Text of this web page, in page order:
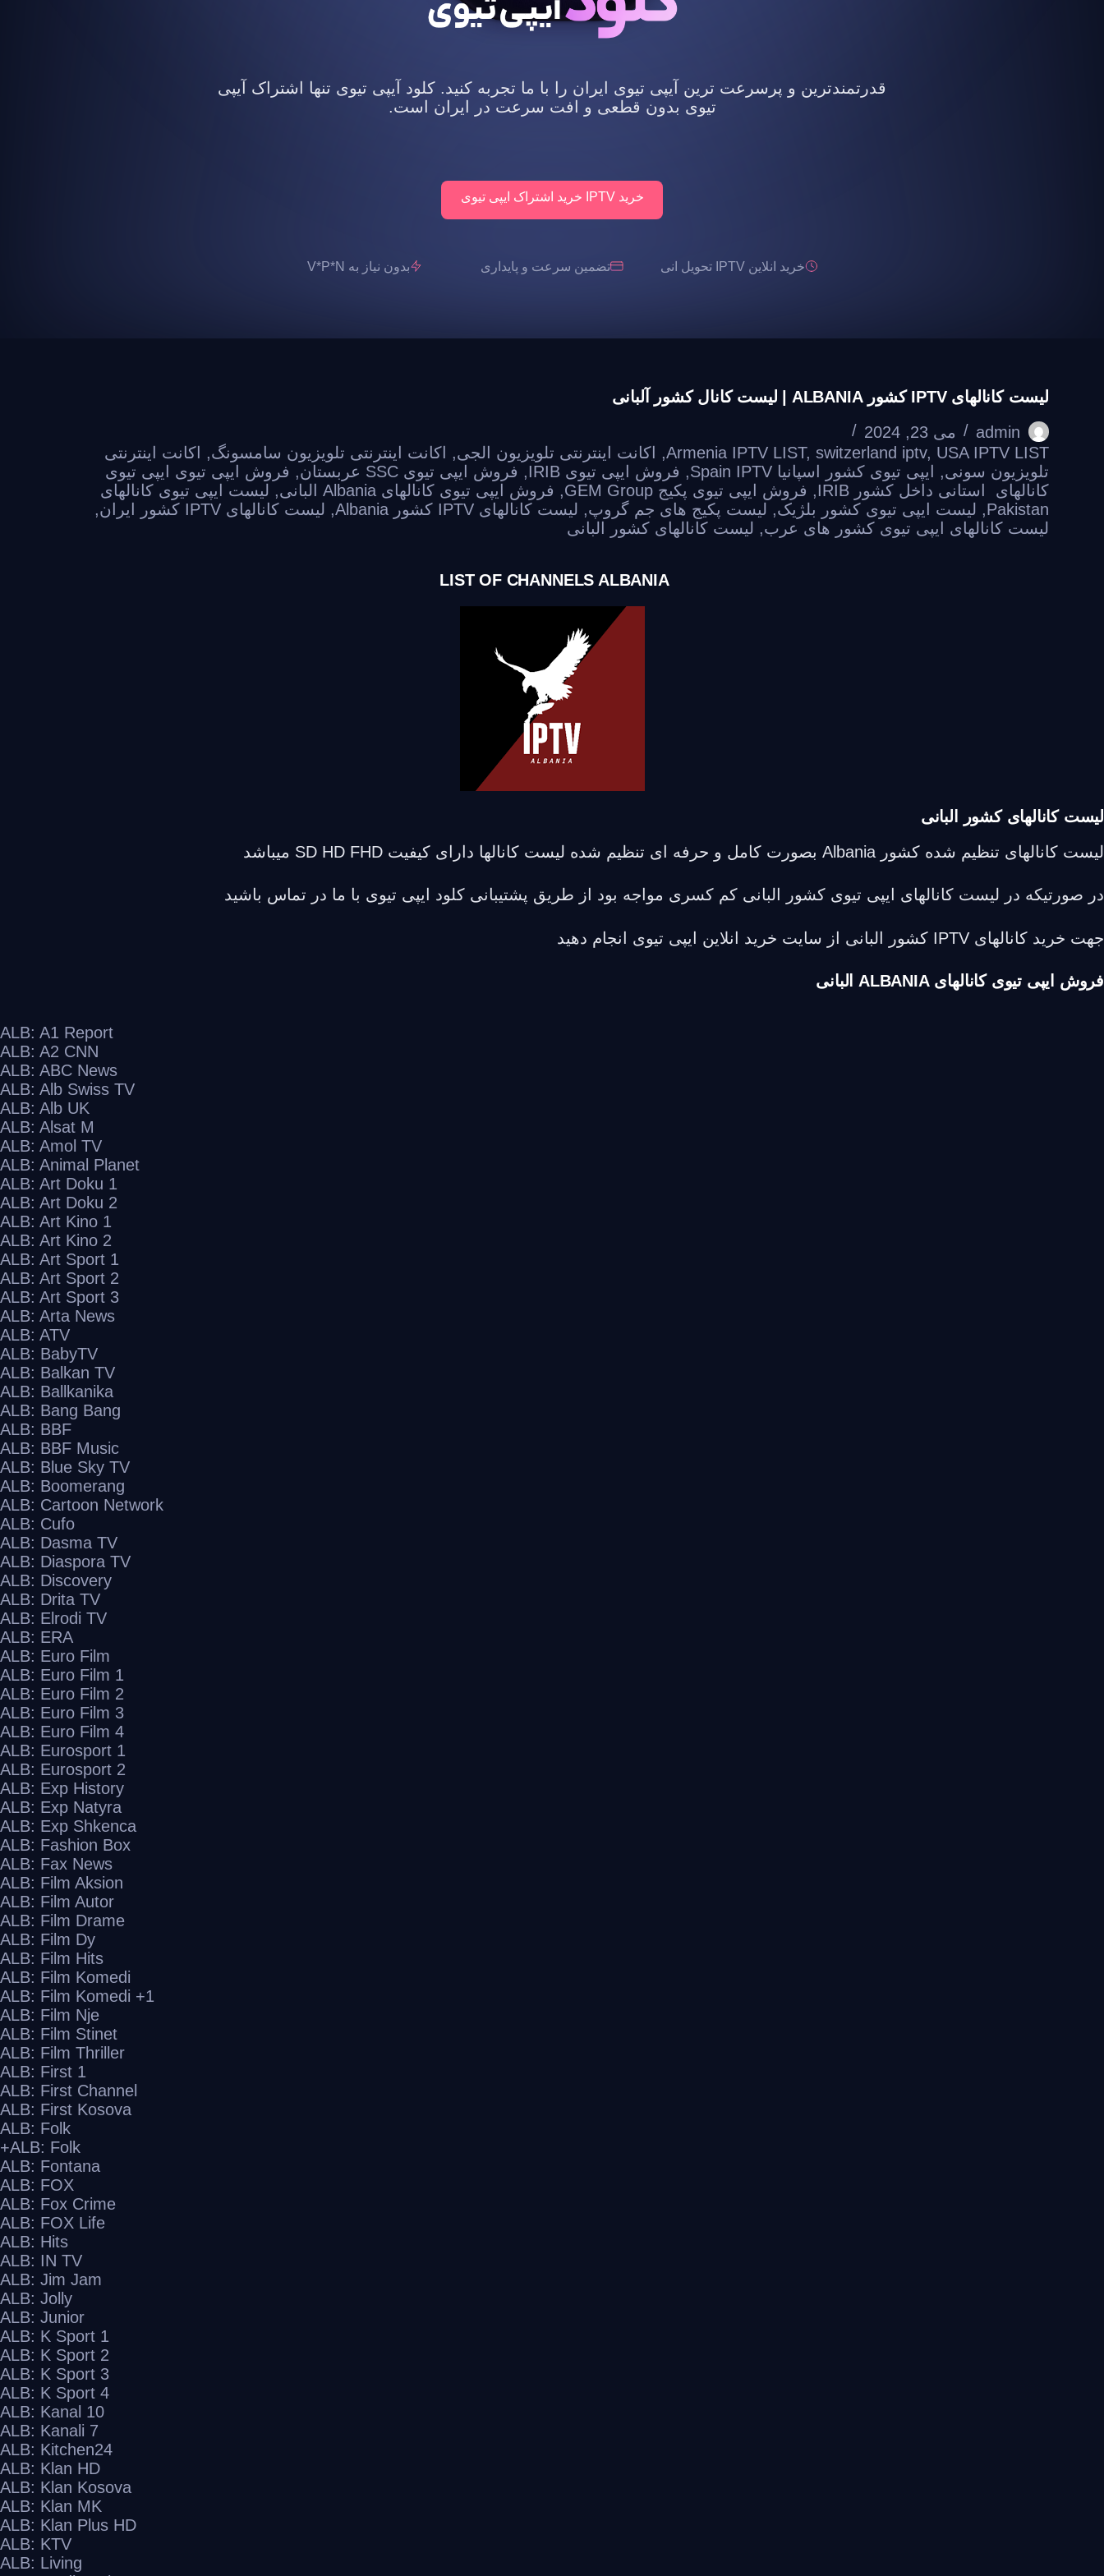
قدرتمندترین و پرسرعت ترین آیپی تیوی ایران را با ما تجربه کنید. کلود آیپی تیوی تنها اشتراک آیپی
تیوی بدون قطعی و افت سرعت در ایران است.
خرید IPTV خرید اشتراک ایپی تیوی
خرید انلاین IPTV تحویل انی تضمین سرعت و پایداری بدون نیاز به V*P*N
لیست کانالهای IPTV کشور ALBANIA | لیست کانال کشور آلبانی
admin
می 23, 2024
Armenia IPTV LIST, switzerland iptv, USA IPTV LIST
, اکانت اینترنتی تلویزیون الجی, اکانت اینترنتی تلویزیون سامسونگ,
اکانت اینترنتی
تلویزیون سونی, ایپی تیوی کشور اسپانیا Spain IPTV , فروش ایپی تیوی IRIB , فروش ایپی تیوی SSC عربستان , فروش ایپی تیوی ایپی تیوی
کانالهای استانی داخل کشور IRIB
, فروش ایپی تیوی پکیج GEM Group , فروش ایپی تیوی کانالهای Albania البانی , لیست ایپی تیوی کانالهای
Pakistan
, لیست ایپی تیوی کشور بلژیک, لیست پکیج های جم گروپ, لیست کانالهای IPTV کشور Albania , لیست کانالهای IPTV کشور ایران
,
لیست کانالهای ایپی تیوی کشور های عرب, لیست کانالهای کشور البانی
LIST OF CHANNELS ALBANIA
لیست کانالهای کشور البانی
لیست کانالهای تنظیم شده کشور Albania بصورت کامل و حرفه ای تنظیم شده لیست کانالها دارای کیفیت SD HD FHD میباشد
در صورتیکه در لیست کانالهای ایپی تیوی کشور البانی کم کسری مواجه بود از طریق پشتیبانی کلود ایپی تیوی با ما در تماس باشید
جهت خرید کانالهای IPTV کشور البانی از سایت خرید انلاین ایپی تیوی انجام دهید
فروش ایپی تیوی کانالهای ALBANIA البانی
ALB: A1 Report
ALB: A2 CNN
ALB: ABC News
ALB: Alb Swiss TV
ALB: Alb UK
ALB: Alsat M
ALB: Amol TV
ALB: Animal Planet
ALB: Art Doku 1
ALB: Art Doku 2
ALB: Art Kino 1
ALB: Art Kino 2
ALB: Art Sport 1
ALB: Art Sport 2
ALB: Art Sport 3
ALB: Arta News
ALB: ATV
ALB: BabyTV
ALB: Balkan TV
ALB: Ballkanika
ALB: Bang Bang
ALB: BBF
ALB: BBF Music
ALB: Blue Sky TV
ALB: Boomerang
ALB: Cartoon Network
ALB: Cufo
ALB: Dasma TV
ALB: Diaspora TV
ALB: Discovery
ALB: Drita TV
ALB: Elrodi TV
ALB: ERA
ALB: Euro Film
ALB: Euro Film 1
ALB: Euro Film 2
ALB: Euro Film 3
ALB: Euro Film 4
ALB: Eurosport 1
ALB: Eurosport 2
ALB: Exp History
ALB: Exp Natyra
ALB: Exp Shkenca
ALB: Fashion Box
ALB: Fax News
ALB: Film Aksion
ALB: Film Autor
ALB: Film Drame
ALB: Film Dy
ALB: Film Hits
ALB: Film Komedi
ALB: Film Komedi +1
ALB: Film Nje
ALB: Film Stinet
ALB: Film Thriller
ALB: First 1
ALB: First Channel
ALB: First Kosova
ALB: Folk
ALB: Folk+
ALB: Fontana
ALB: FOX
ALB: Fox Crime
ALB: FOX Life
ALB: Hits
ALB: IN TV
ALB: Jim Jam
ALB: Jolly
ALB: Junior
ALB: K Sport 1
ALB: K Sport 2
ALB: K Sport 3
ALB: K Sport 4
ALB: Kanal 10
ALB: Kanali 7
ALB: Kitchen24
ALB: Klan HD
ALB: Klan Kosova
ALB: Klan MK
ALB: Klan Plus HD
ALB: KTV
ALB: Living